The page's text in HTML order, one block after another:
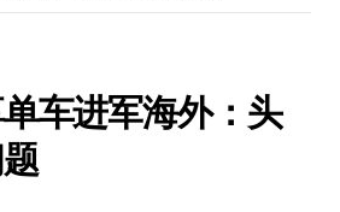
车进军海外：头